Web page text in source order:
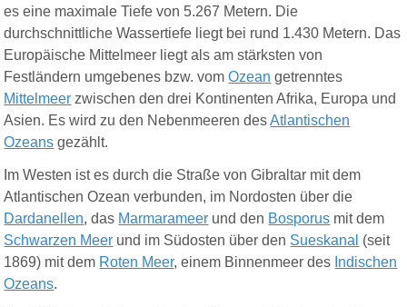
es eine maximale Tiefe von 5.267 Metern. Die
durchschnittliche Wassertiefe liegt bei rund 1.430 Metern. Das
Europäische Mittelmeer liegt als am stärksten von
Festländern umgebenes bzw. vomOzean getrenntes
Mittelmeer zwischen den drei Kontinenten Afrika, Europa und
Asien. Es wird zu den Nebenmeeren desAtlantischen
Ozeans gezählt.
Im Westen ist es durch die Straße von Gibraltar mit dem
Atlantischen Ozean verbunden, im Nordosten über die
Dardanellen, das Marmarameer und den Bosporus mit dem
Schwarzen Meer und im Südosten über den Sueskanal (seit
1869) mit dem Roten Meer, einem Binnenmeer des Indischen
Ozeans.